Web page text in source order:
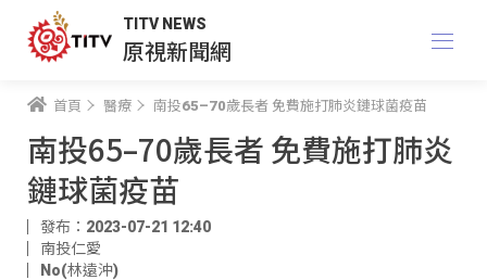
TITV NEWS
原視新聞網
首頁 醫療 南投65–70歲長者 免費施打肺炎鏈球菌疫苗
南投65–70歲長者 免費施打肺炎
鏈球菌疫苗
發布：2023-07-21 12:40
南投仁愛
No(林遠沖)